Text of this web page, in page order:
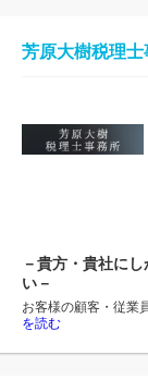
芳原大樹税理
－貴方・貴社に
い－
お客様の顧客・従業
を読む